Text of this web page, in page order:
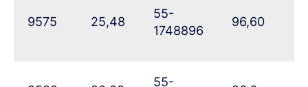
9575 25,48
55-
1748896
96,60
55-